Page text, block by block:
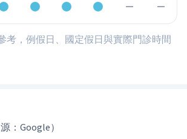
考，例假日、國定假日與實際門診時間
源：Google）